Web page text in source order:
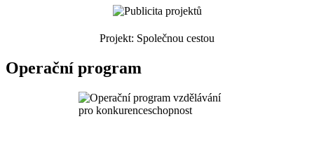
Projekt: Společnou cestou
Operační program